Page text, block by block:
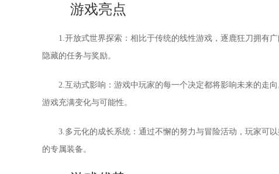
游戏亮点
1.开放式世界探索：相比于传统的线性游戏，逐鹿狂刀拥有
隐藏的任务与奖励。
2.互动式影响：游戏中玩家的每一个决定都将影响未来的走
游戏充满变化与可能性。
3.多元化的成长系统：通过不懈的努力与冒险活动，玩家可
的专属装备。